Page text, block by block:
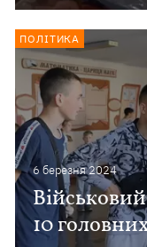
6 березня 2024
Військовий
10
ПОЛІТИКА